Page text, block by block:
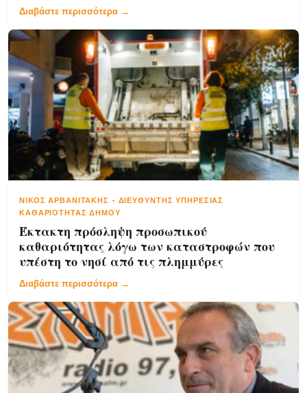
Διαβάστε περισσότερα →
ΝΊΚΟΣ ΑΡΒΑΝΙΤΆΚΗΣ - ΔΙΕΥΘΥΝΤΉΣ ΥΠΗΡΕΣΊΑΣ
ΚΑΘΑΡΙΌΤΗΤΑΣ ΔΉΜΟΥ
Έκτακτη πρόσληψη προσωπικού
καθαριότητας λόγω των καταστροφών που
υπέστη το νησί από τις πλημμύρες
Διαβάστε περισσότερα →